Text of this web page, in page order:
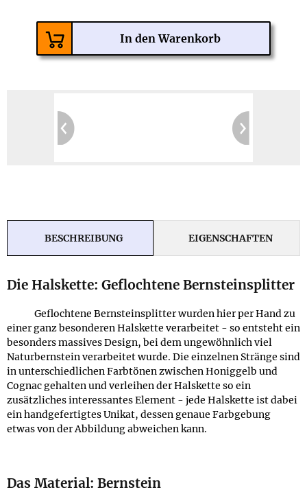
BESCHREIBUNG EIGENSCHAFTEN
Die Halskette: Geflochtene Bernsteinsplitter
Geflochtene Bernsteinsplitter wurden hier per Hand zu
einer ganz besonderen Halskette verarbeitet - so entsteht ein
besonders massives Design, bei dem ungewöhnlich viel
Naturbernstein verarbeitet wurde. Die einzelnen Stränge sind
in unterschiedlichen Farbtönen zwischen Honiggelb und
Cognac gehalten und verleihen der Halskette so ein
zusätzliches interessantes Element - jede Halskette ist dabei
ein handgefertigtes Unikat, dessen genaue Farbgebung
etwas von der Abbildung abweichen kann.
Das Material: Bernstein